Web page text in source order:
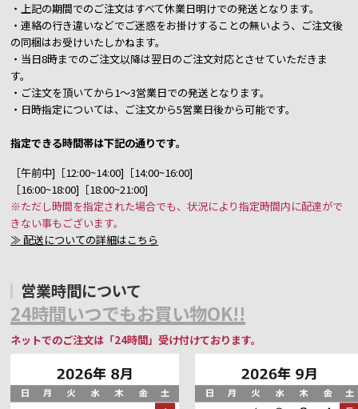
・上記の期間でのご注文はすべて休業日明けでの発送となります。
・連絡の行き違いなどでご迷惑をお掛けすることの無いよう、ご注文後
の同梱はお受けいたしかねます。
・当日8時までのご注文以降は翌日のご注文対応とさせていただきま
す。
・ご注文を頂いてから1～3営業日での発送となります。
・日時指定については、ご注文から5営業日後から可能です。
指定できる時間帯は下記の通りです。
［午前中]［12:00~14:00]［14:00~16:00]
［16:00~18:00]［18:00~21:00]
※ただし時間を指定された場合でも、状況により指定時間内に配達がで
きない事もございます。
≫ 配送についての詳細はこちら
営業時間について
24時間いつでもお買い物OK!!
ネットでのご注文は「24時間」受け付けております。